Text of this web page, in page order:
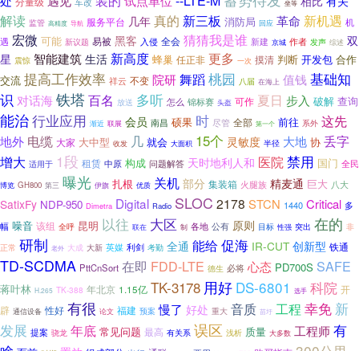
坐等
解读 监管 高精度 导航 服务平台 几年 真的 新三板 消防局 回应 革命 新机遇 机
遇 宏微 可能 新议题 易被 黑客 入侵 全会 猜猜我是谁 新建 京城 作者 发声 综述 双
星 震惊 智能建筑 生活 新高度 蜂巢 任正非 更多 一次 摸清 判断 开发包 合作
交流 提高工作效率 祥云 不变 院研舞蹈桃园 八届 在海上 值钱 基础知
识 对话海铁塔 百名 放送 多听 怎么 锦标赛 头盔 可作 夏日 步入 破解 查询
能治行业应用 渐近 联展 会员 南昌 硕果 时 尽管 全部 第一个 前往 系外 这先
地外 电缆 大家 大中型 收发 几 就会 大面积 15个 灵敏度 半径 大地 协 丢字
增大 适用于 1段 租赁 中原 构成 问题解答 天时地利人和 医院禁用 国门 全民
博览 GH800 第三 曝光 伊旗 扎根 优质 关机部分 集装箱 火腿族 精麦通 巨大 八大
SatixFy NDP-950 Dimetra Digital Radio SLOC 2178 STCN 1440 Critical 多
幅 噪音 该组 全呼 昆明 以往 联在 大区 制 各地 公有 原则 目标 性强 突出 在的 非
正常 研制 老外 大成 大新 英媒 利剑 考勤 全通 能给促海 IR-CUT 创新型 铁通
TD-SCDMA PttCnSort 在即 FDD-LTE 德生 必将 心态 PD700S SAFE
蒋叶林 H.265 TK-388 年北京 1.15亿 TK-3178 用好 DS-6801 选手 科院 开
辟 通信设备 性好 有很 论文 福建 预案 慢了 好处 重大 音质 苗圩 工程 幸免 新
发展 提案 骁龙 年底 常见问题 最高 有关系 误区 浅析 质量 大多数 工程师有